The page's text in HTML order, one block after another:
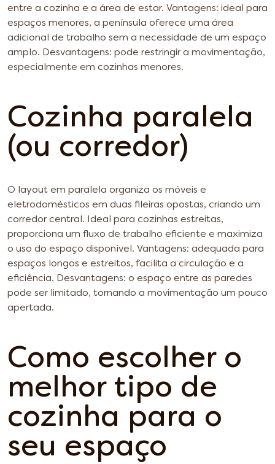
entre a cozinha e a área de estar. Vantagens: ideal para
espaços menores, a península oferece uma área
adicional de trabalho sem a necessidade de um espaço
amplo. Desvantagens: pode restringir a movimentação,
especialmente em cozinhas menores.
Cozinha paralela
(ou corredor)
O layout em paralela organiza os móveis e
eletrodomésticos em duas fileiras opostas, criando um
corredor central. Ideal para cozinhas estreitas,
proporciona um fluxo de trabalho eficiente e maximiza
o uso do espaço disponível. Vantagens: adequada para
espaços longos e estreitos, facilita a circulação e a
eficiência. Desvantagens: o espaço entre as paredes
pode ser limitado, tornando a movimentação um pouco
apertada.
Como escolher o
melhor tipo de
cozinha para o
seu espaço